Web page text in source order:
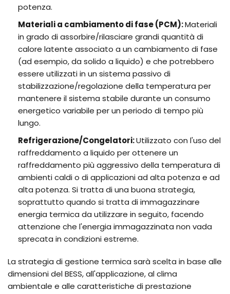
potenza.
Materiali a cambiamento di fase (PCM):Materiali
in grado di assorbire/rilasciare grandi quantità di
calore latente associato a un cambiamento di fase
(ad esempio, da solido a liquido) e che potrebbero
essere utilizzati in un sistema passivo di
stabilizzazione/regolazione della temperatura per
mantenere il sistema stabile durante un consumo
energetico variabile per un periodo di tempo più
lungo.
Refrigerazione/Congelatori:Utilizzato con l'uso del
raffreddamento a liquido per ottenere un
raffreddamento più aggressivo della temperatura di
ambienti caldi o di applicazioni ad alta potenza e ad
alta potenza. Si tratta di una buona strategia,
soprattutto quando si tratta di immagazzinare
energia termica da utilizzare in seguito, facendo
attenzione che l'energia immagazzinata non vada
sprecata in condizioni estreme.
La strategia di gestione termica sarà scelta in base alle
dimensioni del BESS, all'applicazione, al clima
ambientale e alle caratteristiche di prestazione